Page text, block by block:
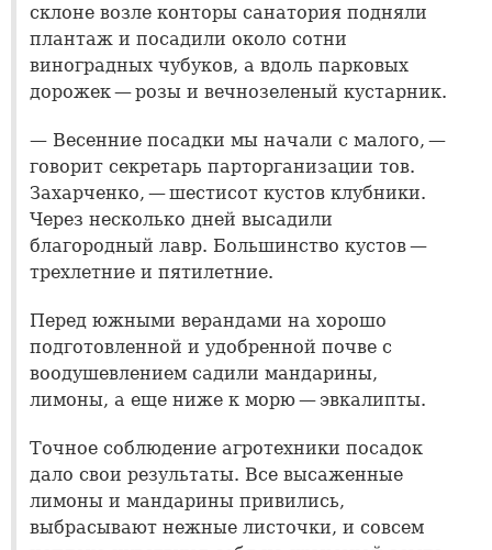
склоне возле конторы санатория подняли
плантаж и посадили около сотни
виноградных чубуков, а вдоль парковых
дорожек — розы и вечнозеленый кустарник.
— Весенние посадки мы начали с малого, —
говорит секретарь парторганизации тов.
Захарченко, — шестисот кустов клубники.
Через несколько дней высадили
благородный лавр. Большинство кустов —
трехлетние и пятилетние.
Перед южными верандами на хорошо
подготовленной и удобренной почве с
воодушевлением садили мандарины,
лимоны, а еще ниже к морю — эвкалипты.
Точное соблюдение агротехники посадок
дало свои результаты. Все высаженные
лимоны и мандарины привились,
выбрасывают нежные листочки, и совсем